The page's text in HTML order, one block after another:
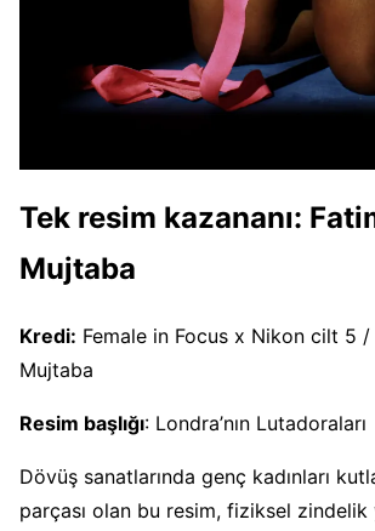
Tek resim kazananı:
Mujtaba
Kredi: Female in Focus x Nikon cilt 5 /
Mujtaba
Resim başlığı: Londra’nın Lutadoraları
Dövüş sanatlarında genç kadınları
parçası olan bu resim, fiziksel